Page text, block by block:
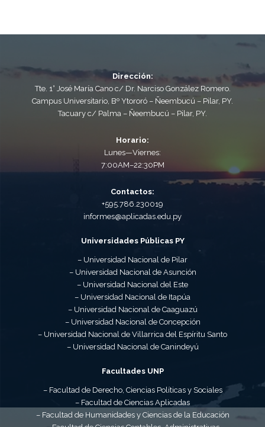
Dirección:
Tte. 1° José María Cano c/ Dr. Narciso González Romero.
Campus Universitario, Bº Ytororó – Ñeembucú – Pilar, PY.
Tacuary c/ Palma – Ñeembucú – Pilar, PY.
Horario:
Lunes—Viernes:
7:00AM–22:30PM
Contactos:
+595.786.230019
informes@aplicadas.edu.py
Universidades Públicas PY
– Universidad Nacional de Pilar
– Universidad Nacional de Asunción
– Universidad Nacional del Este
– Universidad Nacional de Itapúa
– Universidad Nacional de Caaguazú
– Universidad Nacional de Concepción
– Universidad Nacional de Villarrica del Espíritu Santo
– Universidad Nacional de Canindeyú
Facultades UNP
– Facultad de Derecho, Ciencias Políticas y Sociales
– Facultad de Ciencias Aplicadas
– Facultad de Humanidades y Ciencias de la Educación